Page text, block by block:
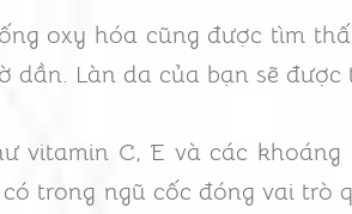
oxy hóa cũng được tìm
dần. Làn da của bạn sẽ
vitamin C, E và các
trong ngũ cốc đóng vai